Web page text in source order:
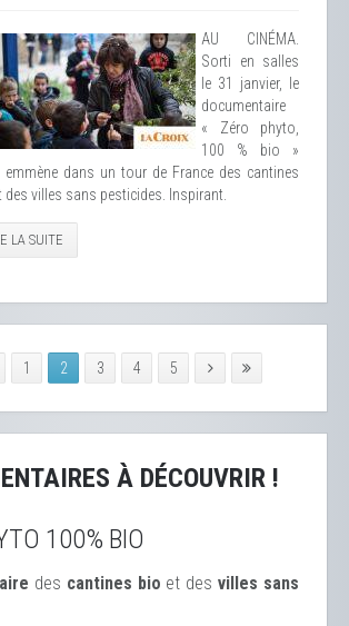
AU CINÉMA.
Sorti en salles
le 31 janvier, le
documentaire
« Zéro phyto,
100 % bio »
emmène dans un tour de France des cantines
des villes sans pesticides. Inspirant.
LA SUITE
1 2 3 4 5
À DÉCOUVRIR !
100% BIO
des cantines bio et desvilles sans